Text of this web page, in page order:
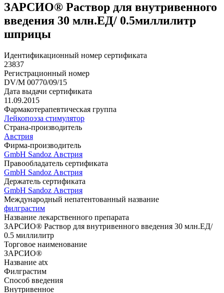
ЗАРСИО® Раствор для внутривенного
введения 30 млн.ЕД/ 0.5миллилитр
шприцы
Идентификационный номер сертификата
23837
Регистрационный номер
DV/M 00770/09/15
Дата выдачи сертификата
11.09.2015
Фармакотерапевтическая группа
Лейкопоэза стимулятор
Страна-производитель
Австрия
Фирма-производитель
GmbH Sandoz Австрия
Правообладатель сертификата
GmbH Sandoz Австрия
Держатель сертификата
GmbH Sandoz Австрия
Международный непатентованный название
филграстим
Название лекарственного препарата
ЗАРСИО® Раствор для внутривенного введения 30 млн.ЕД/
0.5 миллилитр
Торговое наименование
ЗАРСИО®
Название atx
Филграстим
Способ введения
Внутривенное